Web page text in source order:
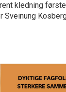
kledning første
Sveinung